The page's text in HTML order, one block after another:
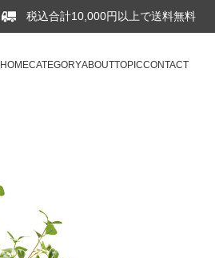
税込合計10,000円以上で送料無料
HOMECATEGORYABOUTTOPICCONTACT